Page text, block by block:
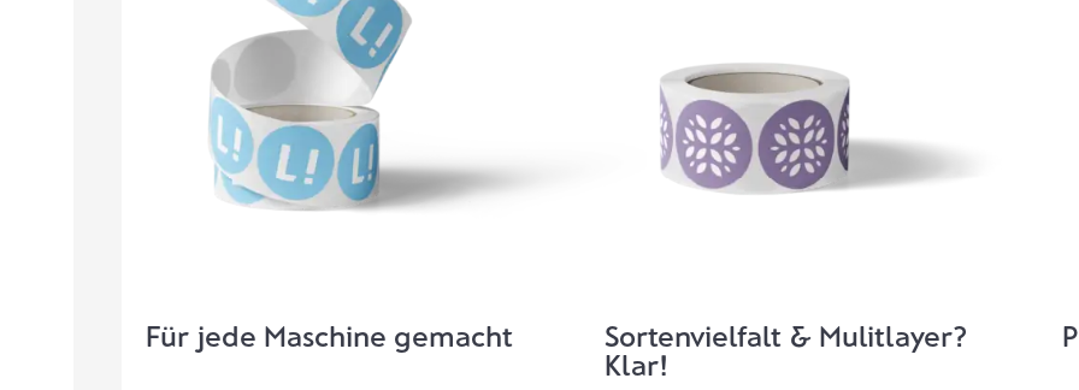
Für jede Maschine gemacht
Sortenvielfalt & Mulitlayer?
Klar!